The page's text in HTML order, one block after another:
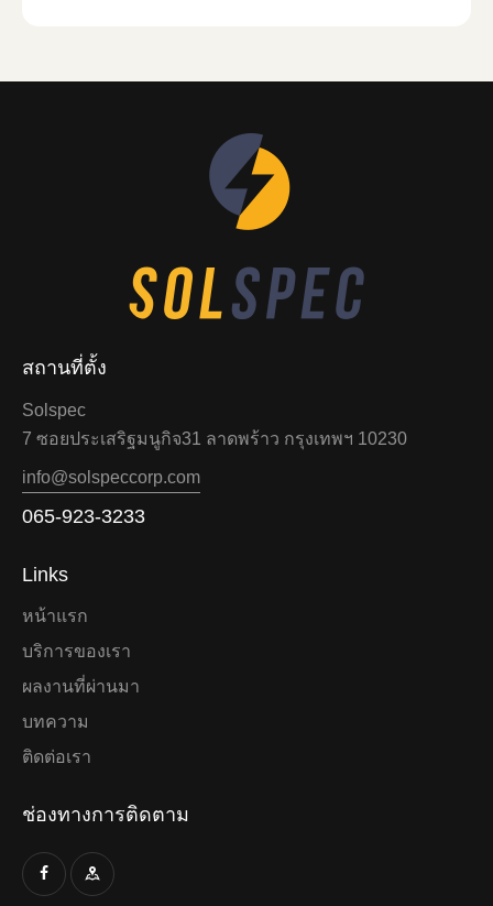
สถานที่ตั้ง
Solspec
7 ซอยประเสริฐมนูกิจ31 ลาดพร้าว กรุงเทพฯ 10230
info@solspeccorp.com
065-923-3233
Links
หน้าแรก
บริการของเรา
ผลงานที่ผ่านมา
บทความ
ติดต่อเรา
ช่องทางการติดตาม